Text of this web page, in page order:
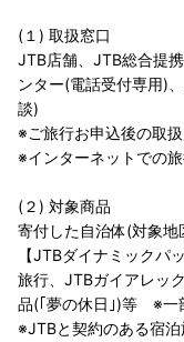
(１) 取扱窓口
JTB店舗、JTB総合提
ンター(電話受付専用)
談)
※ご旅行お申込後の取
※インターネットでの
(２) 対象商品
寄付した自治体(対象
【JTBダイナミックパ
旅行、JTBガイアレッ
品(｢夢の休日｣)等 ※一
※JTBと契約のある宿泊